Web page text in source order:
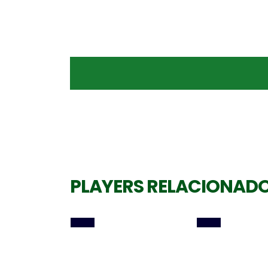
PLAYERS
Levantadora